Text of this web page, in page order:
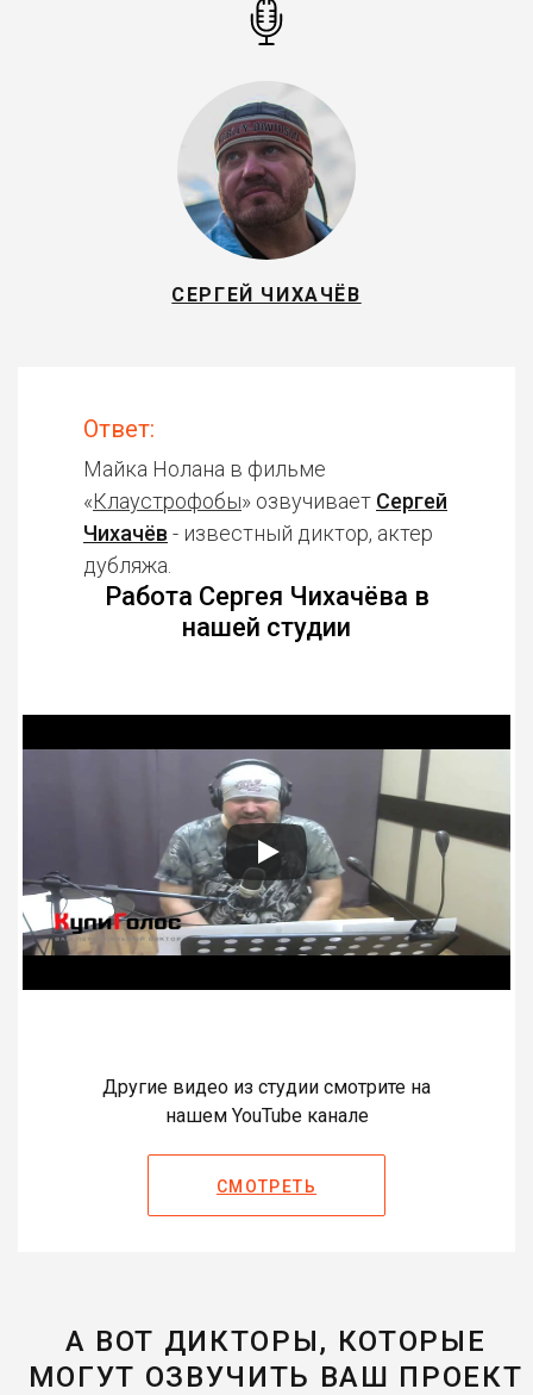
СЕРГЕЙ ЧИХАЧЁВ
Ответ:
Майка Нолана в фильме
«Клаустрофобы» озвучивает Сергей
Чихачёв - известный диктор, актер
дубляжа.
Работа Сергея Чихачёва в
нашей студии
Другие видео из студии смотрите на
нашем YouTube канале
СМОТРЕТЬ
А ВОТ ДИКТОРЫ, КОТОРЫЕ
МОГУТ ОЗВУЧИТЬ ВАШ ПРОЕКТ